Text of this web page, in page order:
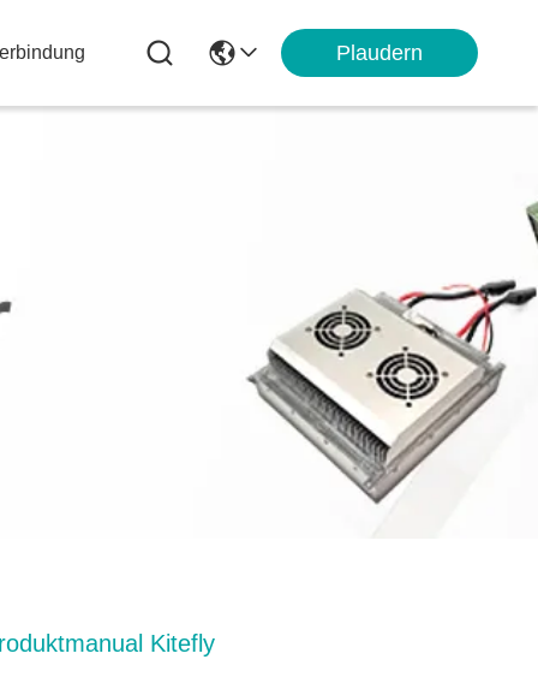
Plaudern
Kitefly